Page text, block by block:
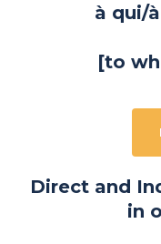
à qui/
[to
Direct and
in